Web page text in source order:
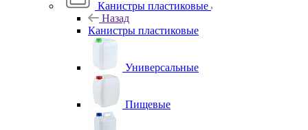
Канистры пластиковые
Назад
Канистры пластиковые
Универсальные
Пищевые